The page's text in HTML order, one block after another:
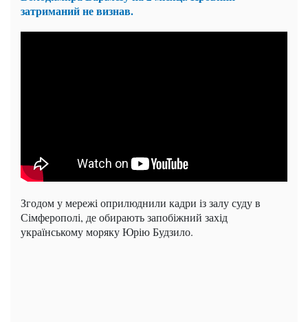
затриманий не визнав.
Згодом у мережі оприлюднили кадри із залу суду в
Сімферополі, де обирають запобіжний захід
українському моряку Юрію Будзило.